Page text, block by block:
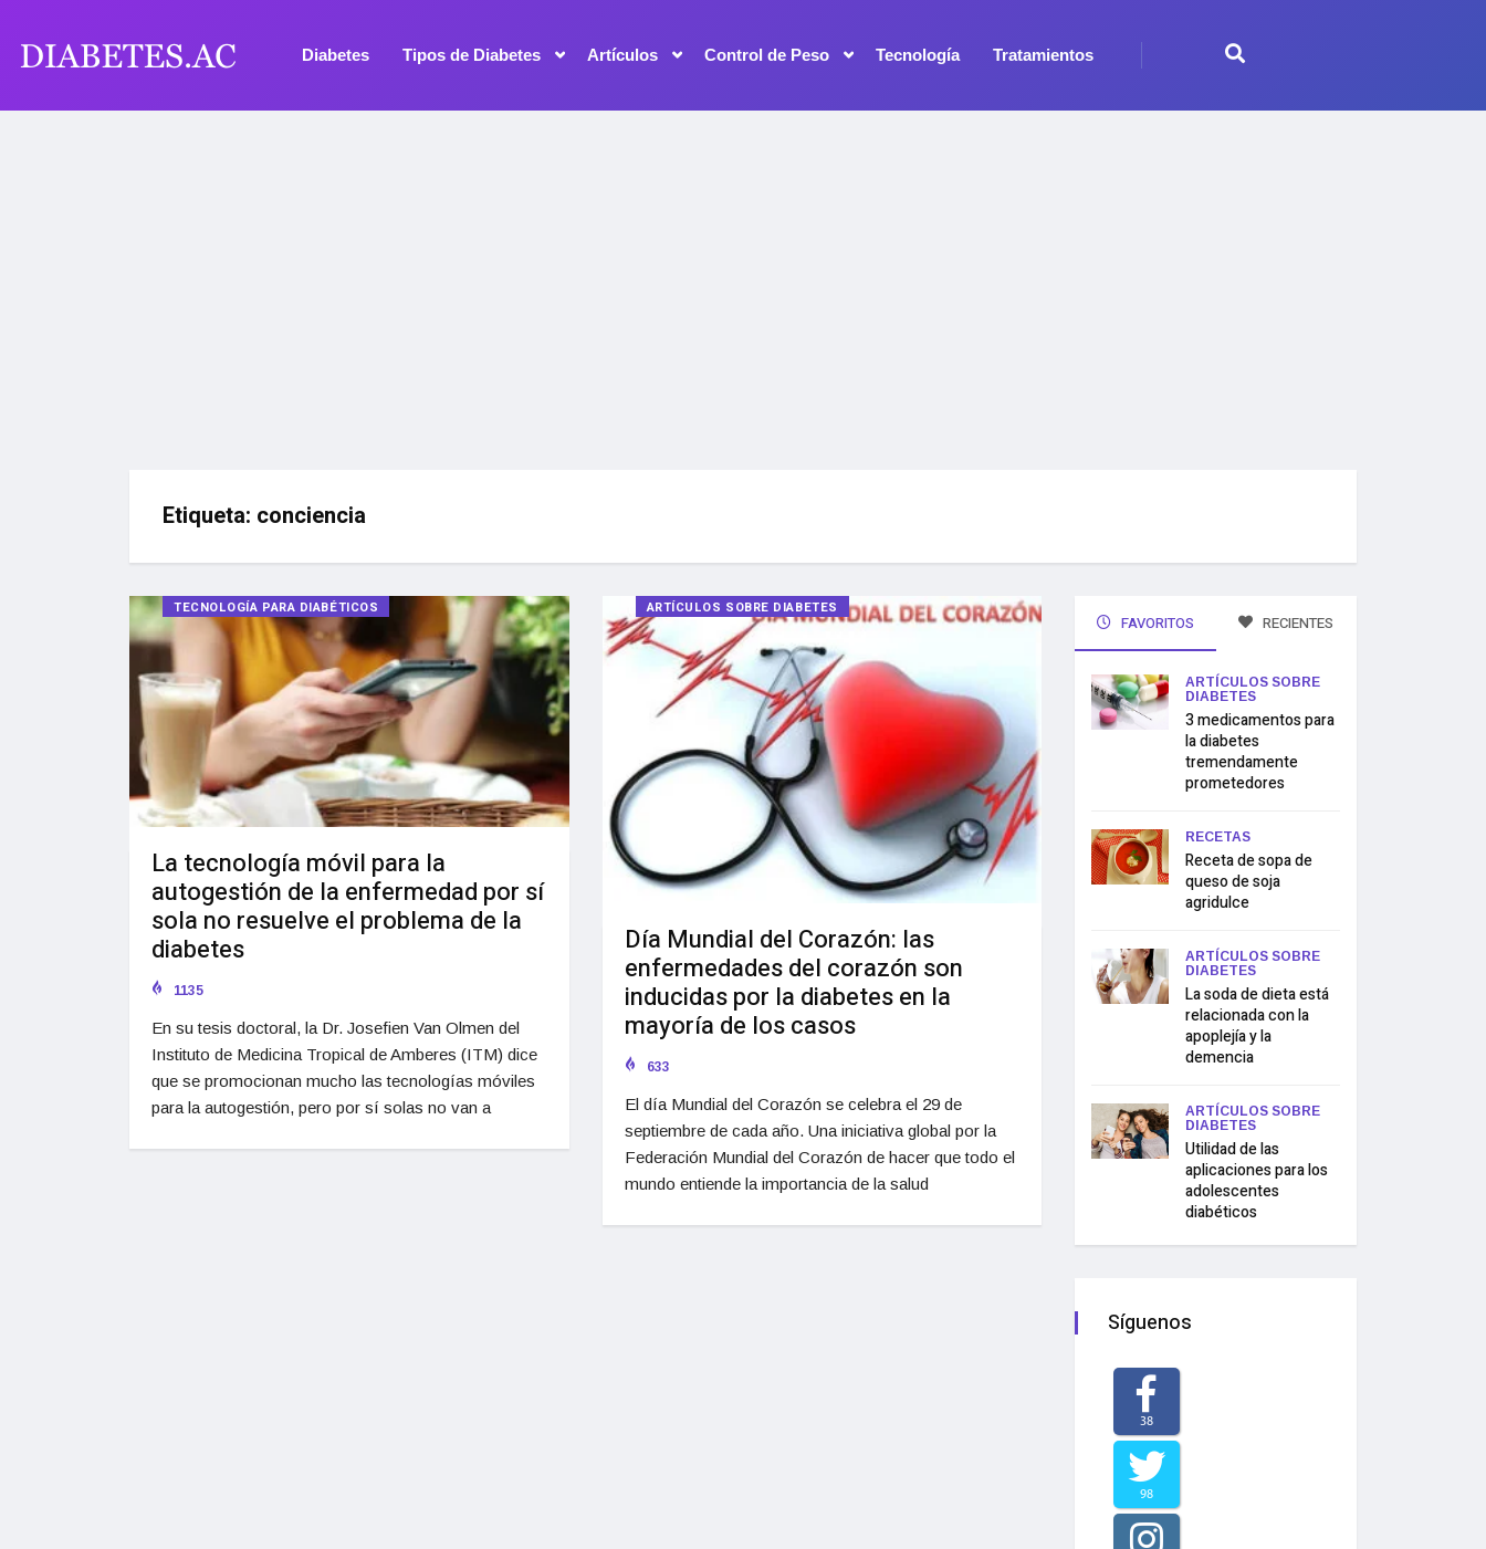
Diabetes Tipos de Diabetes Artículos Control de Peso Tecnología Tratamientos
Etiqueta: conciencia
TECNOLOGÍA PARA DIABÉTICOS
La tecnología móvil para la
autogestión de la enfermedad por sí
sola no resuelve el problema de la
diabetes
1135
En su tesis doctoral, la Dr. Josefien Van Olmen del
Instituto de Medicina Tropical de Amberes (ITM) dice
que se promocionan mucho las tecnologías móviles
para la autogestión, pero por sí solas no van a
ARTÍCULOS SOBRE DIABETES
Día Mundial del Corazón: las
enfermedades del corazón son
inducidas por la diabetes en la
mayoría de los casos
633
El día Mundial del Corazón se celebra el 29 de
septiembre de cada año. Una iniciativa global por la
Federación Mundial del Corazón de hacer que todo el
mundo entiende la importancia de la salud
FAVORITOS RECIENTES
ARTÍCULOS SOBRE
DIABETES
3 medicamentos para
la diabetes
tremendamente
prometedores
RECETAS
Receta de sopa de
queso de soja
agridulce
ARTÍCULOS SOBRE
DIABETES
La soda de dieta está
relacionada con la
apoplejía y la
demencia
ARTÍCULOS SOBRE
DIABETES
Utilidad de las
aplicaciones para los
adolescentes
diabéticos
Síguenos
38
98